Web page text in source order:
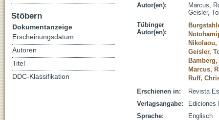
Autor(en):
Marcus,
Geisler,
Tübinger
Autor(en):
Geisler,
Marcus,
Ruff,
Erschienen in:
Revista
Verlagsangabe:
Ediciones
Sprache:
Englisch
Stöbern
Dokumentanzeige
Erscheinungsdatum
Autoren
Titel
DDC-Klassifikation